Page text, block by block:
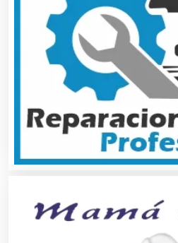
Asesoría Fiscal
Asilos
Asociaciones Civiles
Audio, Sonido e